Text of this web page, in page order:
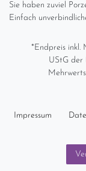
Sie haben zuviel
Einfach
*Endpreis inkl.
UStG der
Impressum